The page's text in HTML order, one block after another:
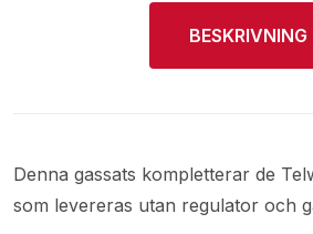
BESKRIVNING
Denna gassats kompletterar de
som levereras utan regulator och